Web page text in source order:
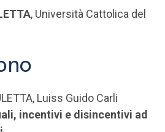
, Università Cattolica del
Luiss Guido Carli
incentivi e disincentivi ad